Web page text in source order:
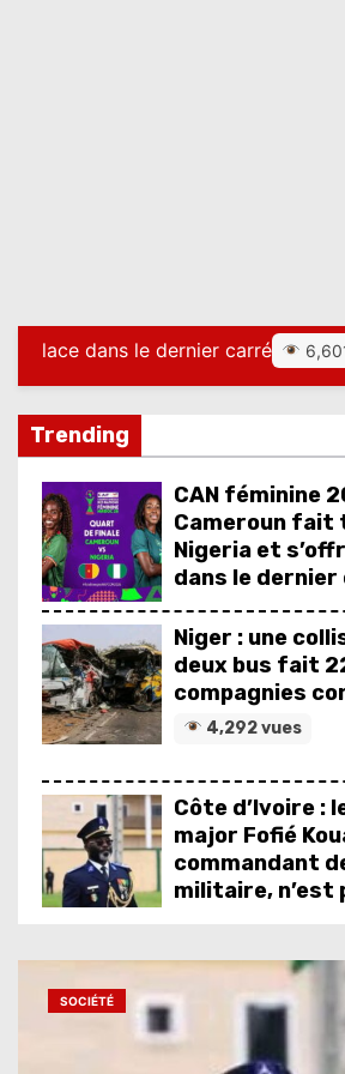
carré 6,601 vues Niger
Trending
CAN féminine
Cameroun fait
Nigeria et
dans le
6,601 vues
Niger : une
deux bus fait
compagnies
4,292 vues
Côte d’Ivoire :
major Fofié
commandant
militaire, n’est
CAF dévoile
d’experts
la compétition
SOCIÉTÉ